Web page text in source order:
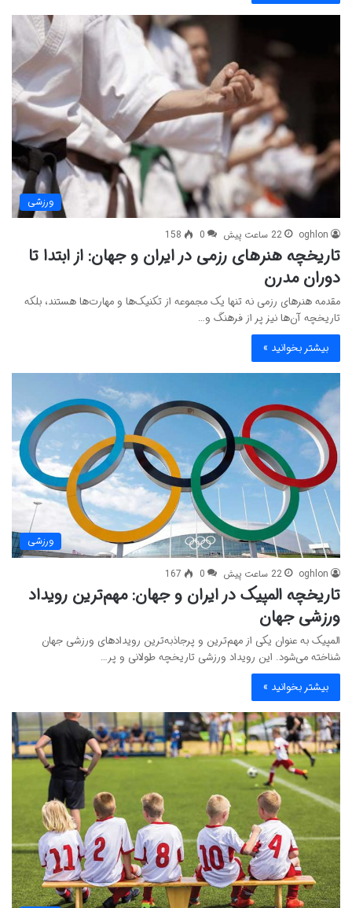
ورزشی
oghlon 22 ساعت پیش 0
158
تاریخچه هنرهای رزمی در ایران و جهان: از ابتدا تا
دوران مدرن
مقدمه هنرهای رزمی نه تنها یک مجموعه از تکنیک‌ها و مهارت‌ها هستند، بلکه
تاریخچه آن‌ها نیز پر از فرهنگ و…
بیشتر بخوانید »
ورزشی
oghlon 22 ساعت پیش 0
167
تاریخچه المپیک در ایران و جهان: مهم‌ترین رویداد
ورزشی جهان
المپیک به عنوان یکی از مهم‌ترین و پرجاذبه‌ترین رویدادهای ورزشی جهان
شناخته می‌شود. این رویداد ورزشی تاریخچه طولانی و پر…
بیشتر بخوانید »